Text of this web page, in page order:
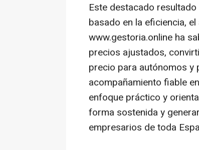
Este destacado
basado en la eficiencia,
www.gestoria.online ha
precios ajustados,
precio para autónomos y
acompañamiento fiable
enfoque práctico y
forma sostenida y
empresarios de toda